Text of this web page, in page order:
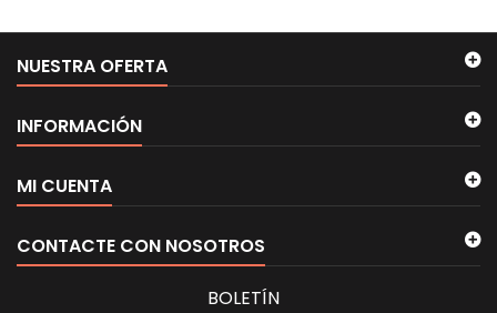
NUESTRA OFERTA
INFORMACIÓN
MI CUENTA
CONTACTE CON NOSOTROS
BOLETÍN